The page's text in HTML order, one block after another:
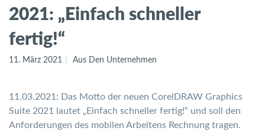
2021: „Einfach schneller
fertig!“
11. März 2021 Aus Den Unternehmen
11.03.2021: Das Motto der neuen CorelDRAW Graphics
Suite 2021 lautet „Einfach schneller fertig!“ und soll den
Anforderungen des mobilen Arbeitens Rechnung tragen.